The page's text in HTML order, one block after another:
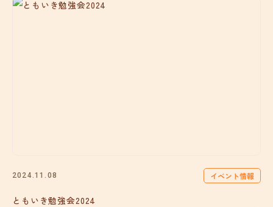
2024.11.08 イベント情報
ともいき勉強会2024